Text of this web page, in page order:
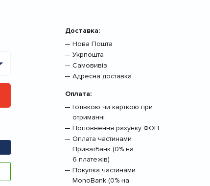
Доставка:
Нова Пошта
Укрпошта
Самовивіз
Адресна доставка
Оплата:
Готівкою чи карткою при
отриманні
Поповнення рахунку ФОП
Оплата частинами
ПриватБанк (0% на
6 платежів)
Покупка частинами
MonoBank (0% на